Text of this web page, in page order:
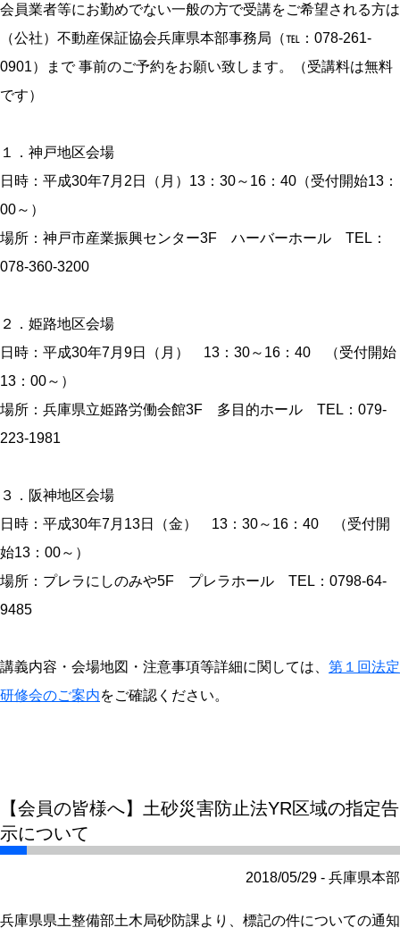
会員業者等にお勤めでない一般の方で受講をご希望される方は
（公社）不動産保証協会兵庫県本部事務局（℡：078-261-
0901）まで 事前のご予約をお願い致します。（受講料は無料
です）
１．神戸地区会場
日時：平成30年7月2日（月）13：30～16：40（受付開始13：
00～）
場所：神戸市産業振興センター3F ハーバーホール TEL：
078-360-3200
２．姫路地区会場
日時：平成30年7月9日（月） 13：30～16：40 （受付開始
13：00～）
場所：兵庫県立姫路労働会館3F 多目的ホール TEL：079-
223-1981
３．阪神地区会場
日時：平成30年7月13日（金） 13：30～16：40 （受付開
始13：00～）
場所：プレラにしのみや5F プレラホール TEL：0798-64-
9485
講義内容・会場地図・注意事項等詳細に関しては、 第１回法定
研修会のご案内をご確認ください。
【会員の皆様へ】土砂災害防止法YR区域の指定告
示について
2018/05/29 - 兵庫県本部
兵庫県県土整備部土木局砂防課より、標記の件についての通知